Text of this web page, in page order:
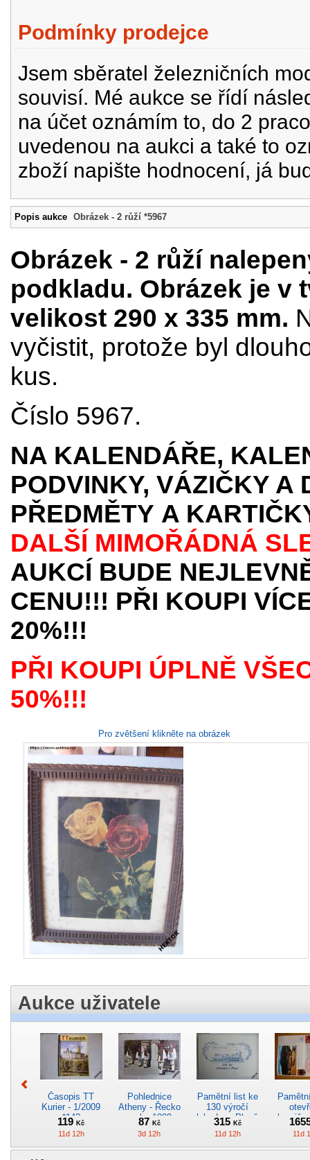
Podmínky prodejce
Jsem sběratel železničních
souvisí. Mé aukce se řídí
na účet oznámím to, do 2
uvedenou na aukci a také to
zboží napište hodnocení, já
Popis aukce Obrázek - 2 růží *5967
Obrázek - 2 růží
podkladu. Obrázek je v
velikost 290 x 335 mm.
vyčistit, protože byl
kus.
Číslo 5967.
NA KALENDÁŘE,
PODVINKY, VÁZIČKY A
PŘEDMĚTY A
DALŠÍ MIMOŘÁDNÁ
AUKCÍ BUDE
CENU!!! PŘI KOUPI
20%!!!
PŘI KOUPI ÚPLNĚ
50%!!!
Pro zvětšení klikněte na obrázek
Aukce uživatele
Časopis TT
Kurier - 1/2009
*142
119Kč
11d 12h
Pohlednice
Atheny - Řecko
z roku 1989.
Nová nepoužitá
*5019
87 Kč
3d 12h
Pamětní list ke
130 výročí
lokodepa Plzeň
*2963
315 Kč
11d 12h 11d